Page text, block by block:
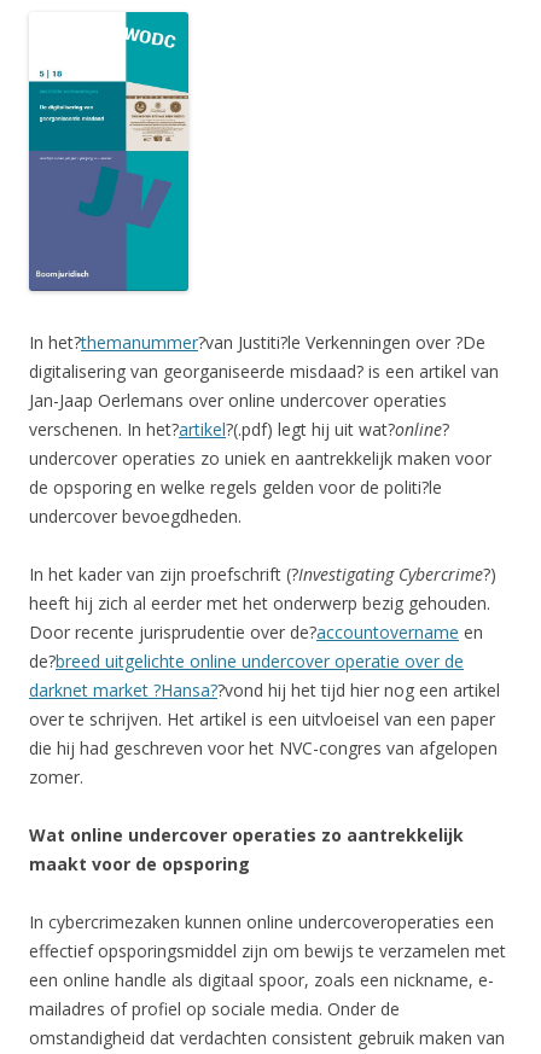
In het?themanummer?van Justiti?le Verkenningen over ?De
digitalisering van georganiseerde misdaad? is een artikel van
Jan-Jaap Oerlemans over online undercover operaties
verschenen. In het?artikel?(.pdf) legt hij uit wat?online?
undercover operaties zo uniek en aantrekkelijk maken voor
de opsporing en welke regels gelden voor de politi?le
undercover bevoegdheden.
In het kader van zijn proefschrift (?Investigating Cybercrime?)
heeft hij zich al eerder met het onderwerp bezig gehouden.
Door recente jurisprudentie over de?accountovername en
de?breed uitgelichte online undercover operatie over de
darknet market ?Hansa??vond hij het tijd hier nog een artikel
over te schrijven. Het artikel is een uitvloeisel van een paper
die hij had geschreven voor het NVC-congres van afgelopen
zomer.
Wat online undercover operaties zo aantrekkelijk
maakt voor de opsporing
In cybercrimezaken kunnen online undercoveroperaties een
effectief opsporingsmiddel zijn om bewijs te verzamelen met
een online handle als digitaal spoor, zoals een nickname, e-
mailadres of profiel op sociale media. Onder de
omstandigheid dat verdachten consistent gebruik maken van